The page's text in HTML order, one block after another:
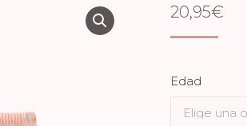
20,95€
Edad